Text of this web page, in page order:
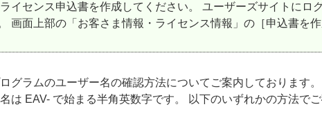
イセンス申込書を作成してください。 ユーザーズサイトにロ
画面上部の「お客さま情報・ライセンス情報」の［申込書を
グラムのユーザー名の確認方法についてご案内しております
は EAV- で始まる半角英数字です。 以下のいずれかの方法で